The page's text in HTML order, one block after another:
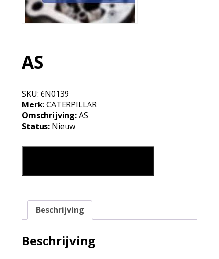
AS
SKU: 6N0139
Merk:CATERPILLAR
Omschrijving:AS
Status:Nieuw
Beschrijving
Beschrijving